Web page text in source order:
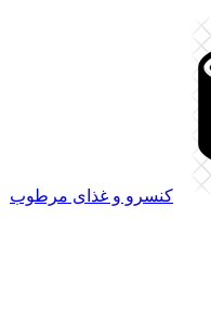
کنسرو و غذای مرطوب